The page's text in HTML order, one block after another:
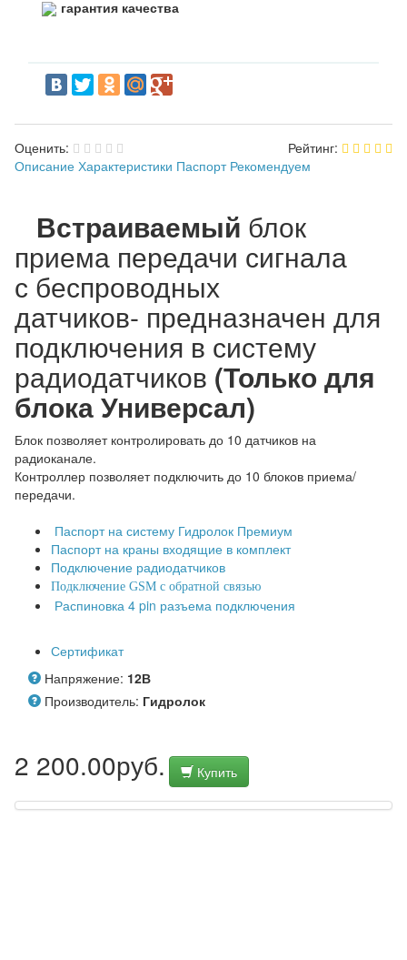
гарантия качества
Рейтинг:
Оценить:
Описание Характеристики Паспорт Рекомендуем
Встраиваемый блок
приема передачи сигнала
с беспроводных
датчиков- предназначен для
подключения в систему
радиодатчиков (Только для
блока Универсал)
Блок позволяет контролировать до 10 датчиков на
радиоканале.
Контроллер позволяет подключить до 10 блоков приема/
передачи.
Паспорт на систему Гидролок Премиум
Паспорт на краны входящие в комплект
Подключение радиодатчиков
Подключение GSM с обратной связью
Распиновка 4 pin разъема подключения
Сертификат
Напряжение: 12В
Производитель: Гидролок
2 200.00руб. Купить